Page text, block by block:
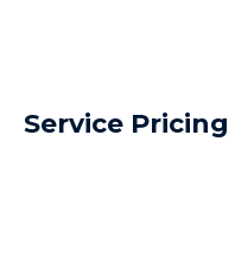
Service Pricing